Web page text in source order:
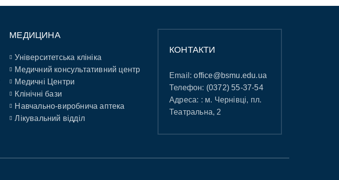
МЕДИЦИНА
Університетська клініка
Медичний консультативний центр
Медичні Центри
Клінічні бази
Навчально-виробнича аптека
Лікувальний відділ
КОНТАКТИ
Email:office@bsmu.edu.ua
Телефон: (0372) 55-37-54
Адреса: : м. Чернівці, пл.
Театральна, 2